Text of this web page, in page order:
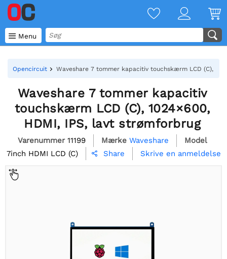
 Menu
Opencircuit Waveshare 7 tommer kapacitiv touchskærm LCD (C),
Waveshare 7 tommer kapacitiv
touchskærm LCD (C), 1024×600,
HDMI, IPS, lavt strømforbrug
Varenummer 11199 Mærke Waveshare
Model
7inch HDMI LCD (C)
 Share Skrive en anmeldelse